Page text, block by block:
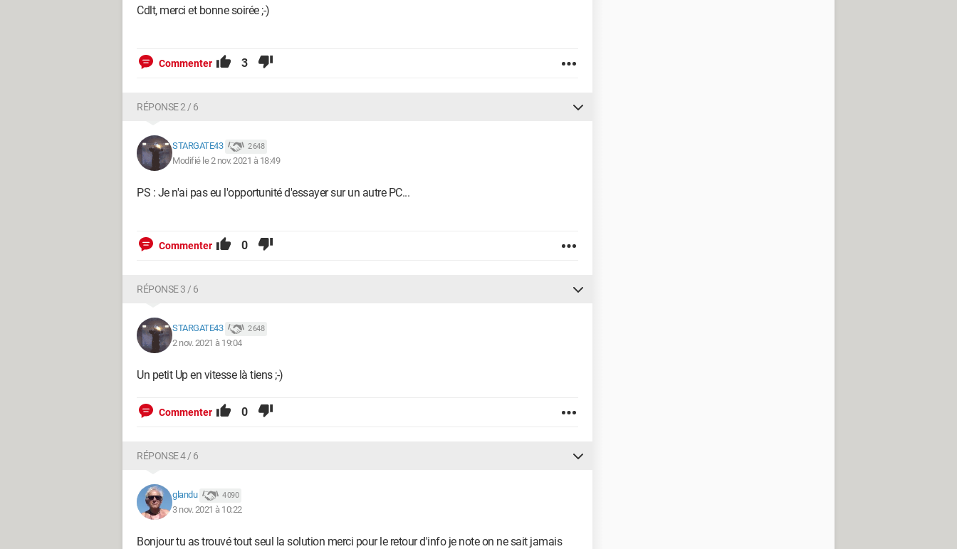
Cdlt, merci et bonne soirée ;-)
Commenter 3
RÉPONSE 2 / 6
STARGATE43 2 648
Modifié le 2 nov. 2021 à 18:49
PS : Je n'ai pas eu l'opportunité d'essayer sur un autre PC...
Commenter 0
RÉPONSE 3 / 6
STARGATE43 2 648
2 nov. 2021 à 19:04
Un petit Up en vitesse là tiens ;-)
Commenter 0
RÉPONSE 4 / 6
glandu 4 090
3 nov. 2021 à 10:22
Bonjour tu as trouvé tout seul la solution merci pour le retour d'info je note on ne sait jamais